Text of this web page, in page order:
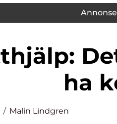
ha
Malin Lindgren